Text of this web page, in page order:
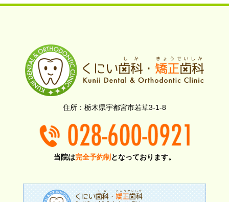
栃木県宇都宮市若草3-1-8
当院は完全予約制 となっております。